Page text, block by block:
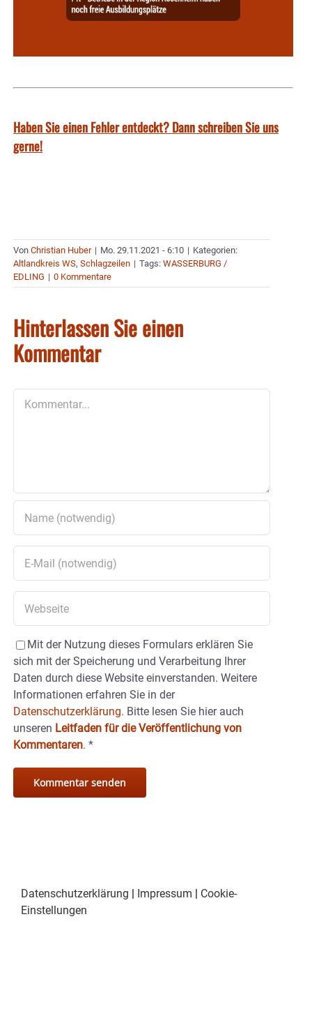
Haben Sie einen Fehler entdeckt? Dann schreiben Sie uns
gerne!
Von Christian Huber | Mo. 29.11.2021 - 6:10 | Kategorien:
Altlandkreis WS, Schlagzeilen | Tags: WASSERBURG /
EDLING | 0 Kommentare
Hinterlassen Sie einen
Kommentar
Mit der Nutzung dieses Formulars erklären Sie
sich mit der Speicherung und Verarbeitung Ihrer
Daten durch diese Website einverstanden. Weitere
Informationen erfahren Sie in der
Datenschutzerklärung. Bitte lesen Sie hier auch
unseren Leitfaden für die Veröffentlichung von
Kommentaren. *
Datenschutzerklärung | Impressum | Cookie-
Einstellungen